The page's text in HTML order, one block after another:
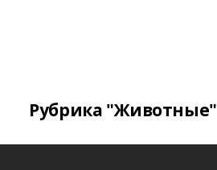
Рубрика "Животные"